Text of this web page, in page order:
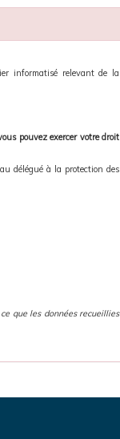
informatisé relevant de la
pouvez exercer votre droit
délégué à la protection des
que les données recueillies